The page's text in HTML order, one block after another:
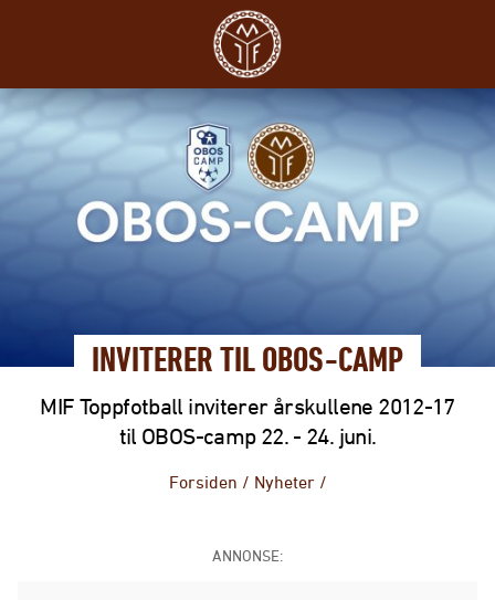
INVITERER TIL OBOS-CAMP
MIF Toppfotball inviterer årskullene 2012-17
til OBOS-camp 22. - 24. juni.
Forsiden / Nyheter /
ANNONSE: